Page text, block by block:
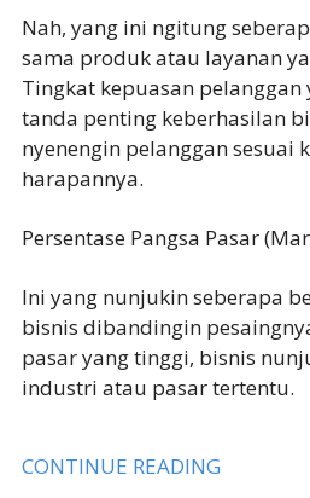
Nah, yang ini ngitung
sama produk atau layanan
Tingkat kepuasan
tanda penting keberhasilan
nyenengin pelanggan sesuai
harapannya.
Persentase Pangsa Pasar
Ini yang nunjukin seberapa
bisnis dibandingin
pasar yang tinggi, bisnis
industri atau pasar tertentu.
CONTINUE READING